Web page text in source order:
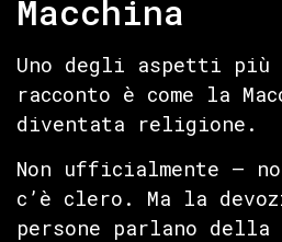
Macchina
Uno degli aspetti
racconto è come la
diventata religione.
Non ufficialmente —
c’è clero. Ma la
persone parlano della